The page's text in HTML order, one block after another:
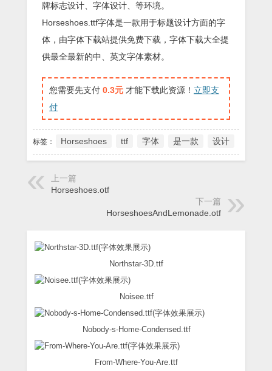
牌标志设计、字体设计、等环境。
Horseshoes.ttf字体是一款用于标题设计方面的字
体，由字体下载站提供免费下载，字体下载大全提
供最全最新的中、英文字体素材。
您需要先支付 0.3元 才能下载此资源！ 立即支
付
标签： Horseshoes ttf 字体 是一款 设计
上一篇
Horseshoes.otf
下一篇
HorseshoesAndLemonade.otf
Northstar-3D.ttf
Noisee.ttf
Nobody-s-Home-Condensed.ttf
From-Where-You-Are.ttf